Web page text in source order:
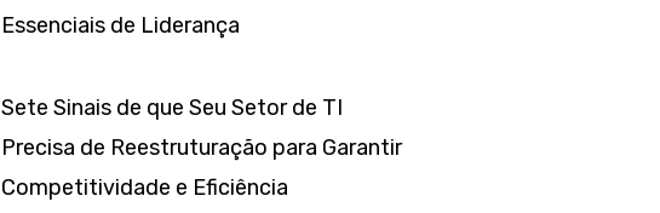
Essenciais de Liderança
Sete Sinais de que Seu Setor de TI
Precisa de Reestruturação para Garantir
Competitividade e Eficiência